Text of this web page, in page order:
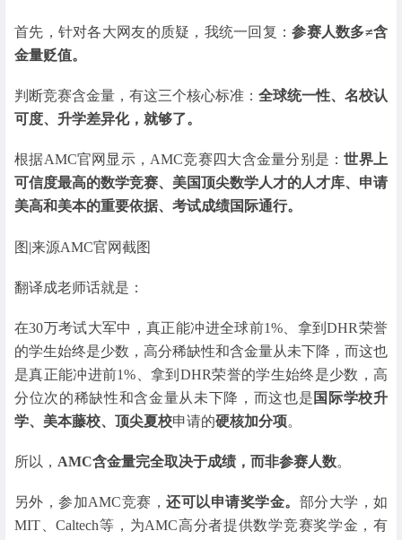
首先，针对各大网友的质疑，我统一回复：参赛人数多≠含
金量贬值。
判断竞赛含金量，有这三个核心标准： 全球统一性、名校认
可度、升学差异化，就够了。
根据AMC官网显示，AMC竞赛四大含金量分别是：世界上
可信度最高的数学竞赛、美国顶尖数学人才的人才库、申请
美高和美本的重要依据、考试成绩国际通行。
图|来源AMC官网截图
翻译成老师话就是：
在30万考试大军中，真正能冲进全球前1%、拿到DHR荣誉
的学生始终是少数，高分稀缺性和含金量从未下降，而这也
是真正能冲进前1%、拿到DHR荣誉的学生始终是少数，高
分位次的稀缺性和含金量从未下降，而这也是 国际学校升
学、美本藤校、顶尖夏校申请的硬核加分项。
所以， AMC含金量完全取决于成绩，而非参赛人数。
另外，参加AMC竞赛，还可以申请奖学金。 部分大学，如
MIT、Caltech等，为AMC高分者提供数学竞赛奖学金，有